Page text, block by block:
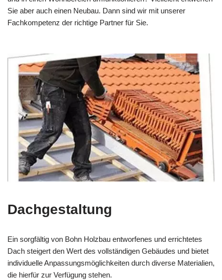
Sie aber auch einen Neubau. Dann sind wir mit unserer
Fachkompetenz der richtige Partner für Sie.
Dachgestaltung
Ein sorgfältig von Bohn Holzbau entworfenes und errichtetes
Dach steigert den Wert des vollständigen Gebäudes und bietet
individuelle Anpassungsmöglichkeiten durch diverse Materialien,
die hierfür zur Verfügung stehen.